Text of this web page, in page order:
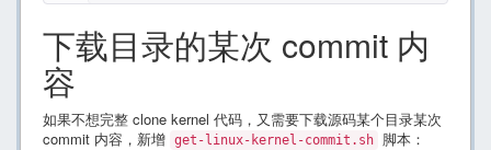
下载目录的某次 commit 内
容
如果不想完整 clone kernel 代码，又需要下载源码某个目录某次
commit 内容，新增 get-linux-kernel-commit.sh 脚本：